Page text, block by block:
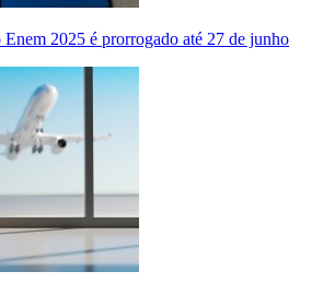
Enem 2025 é prorrogado até 27 de junho